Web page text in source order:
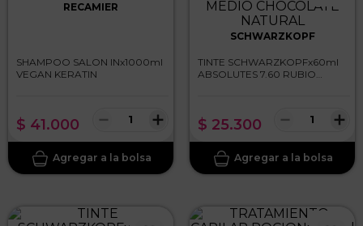
RECAMIER
SHAMPOO SALON INx1000ml
VEGAN KERATIN
$ 41.000 ＋
－
SCHWARZKOPF
TINTE SCHWARZKOPFx60ml
ABSOLUTES 7.60 RUBIO
$ 25.300 ＋
－